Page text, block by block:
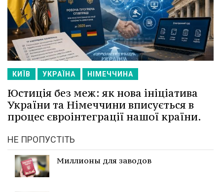
КИЇВ УКРАЇНА НІМЕЧЧИНА
Юстиція без меж: як нова ініціатива
України та Німеччини вписується в
процес євроінтеграції нашої країни.
НЕ ПРОПУСТІТЬ
Миллионы для заводов